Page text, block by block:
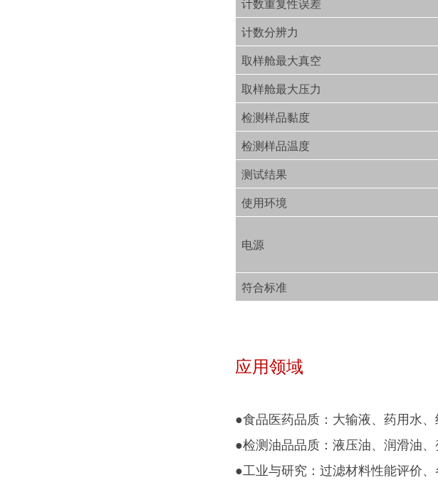
计数重复性误差
计数分辨力
取样舱最大真空
取样舱最大压力
检测样品黏度
检测样品温度
测试结果
使用环境
电源
符合标准
应用领域
●食品医药品质：大输液、药用水、
●检测油品品质：液压油、润滑油
●工业与研究：过滤材料性能评价